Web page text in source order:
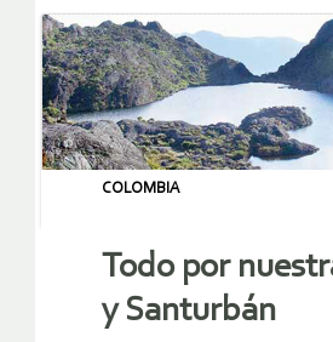
COLOMBIA
Todo por
y Santurbán